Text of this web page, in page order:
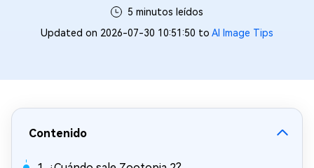
5 minutos leídos
Updated on 2026-07-30 10:51:50 to AI Image Tips
Contenido